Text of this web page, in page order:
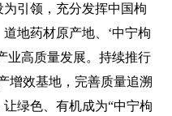
引领，充分发挥中国枸
地药材原产地、‘中宁枸
业高质量发展。持续推行
增效基地，完善质量追溯
绿色、有机成为“中宁枸